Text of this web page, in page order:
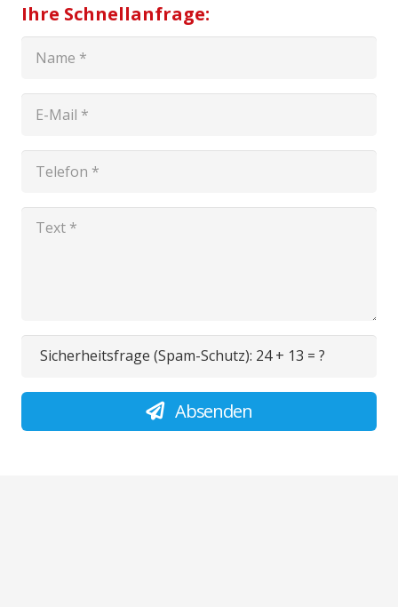
Ihre Schnellanfrage:
Sicherheitsfrage (Spam-Schutz): 24 + 13 = ?
Absenden